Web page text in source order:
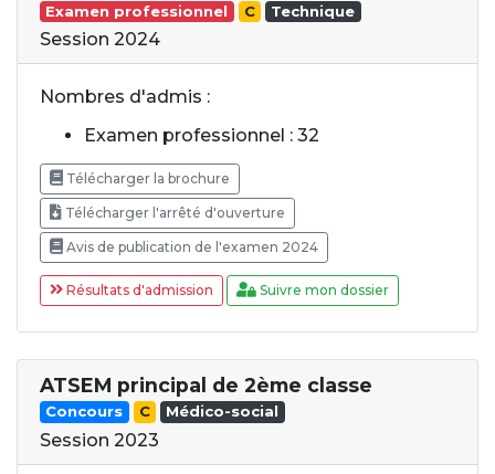
Examen professionnel C Technique
Session 2024
Nombres d'admis :
Examen professionnel : 32
Télécharger la brochure
Télécharger l'arrêté d'ouverture
Avis de publication de l'examen 2024
Résultats d'admission Suivre mon dossier
ATSEM principal de 2ème classe
Concours C Médico-social
Session 2023